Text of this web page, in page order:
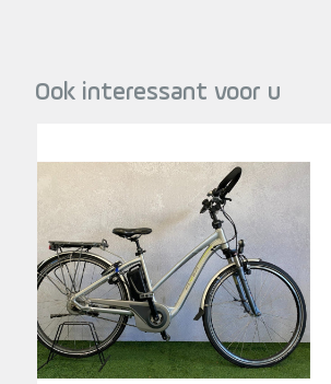
Ook interessant voor u